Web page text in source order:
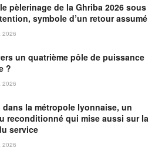
pèlerinage de la Ghriba 2026 sous
symbole d’un retour assumé
2026
un quatrième pôle de puissance
?
2026
dans la métropole lyonnaise, un
reconditionné qui mise aussi sur la
service
2026